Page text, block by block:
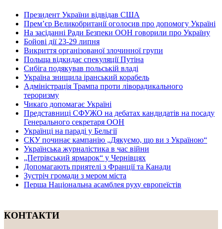
Президент України відвідав США
Прем’єр Великобританії оголосив про допомогу Україні
На засіданні Ради Безпеки ООН говорили про Україну
Бойові дії 23-29 липня
Викриття організованої злочинної групи
Польща відкидає спекуляції Путіна
Сибіга подякував польській владі
Україна знищила іранський корабель
Адміністрація Трампа проти ліворадикального
тероризму
Чикаґо допомагає Україні
Представниці СФУЖО на дебатах кандидатів на посаду
Генерального секретаря ООН
Українці на параді у Бельгії
СКУ починає кампанію „Дякуємо, що ви з Україною“
Українська журналістика в час війни
„Петрівський ярмарок“ у Чернівцях
Допомагають приятелі з Франції та Канади
Зустріч громади з мером міста
Перша Національна асамблея руху европеїстів
КОНТАКТИ